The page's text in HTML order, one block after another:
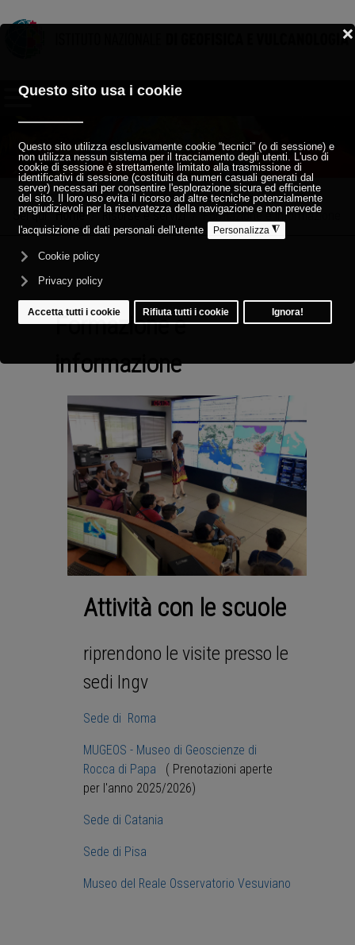
Sei qui:Home Risorse e servizi Formazione e informazione
Formazione e
informazione
Attività con le scuole
riprendono le visite presso le
sedi Ingv
Sede di Roma
MUGEOS - Museo di Geoscienze di
Rocca di Papa ( Prenotazioni aperte
per l'anno 2025/2026)
Sede di Catania
Sede di Pisa
Museo del Reale Osservatorio Vesuviano